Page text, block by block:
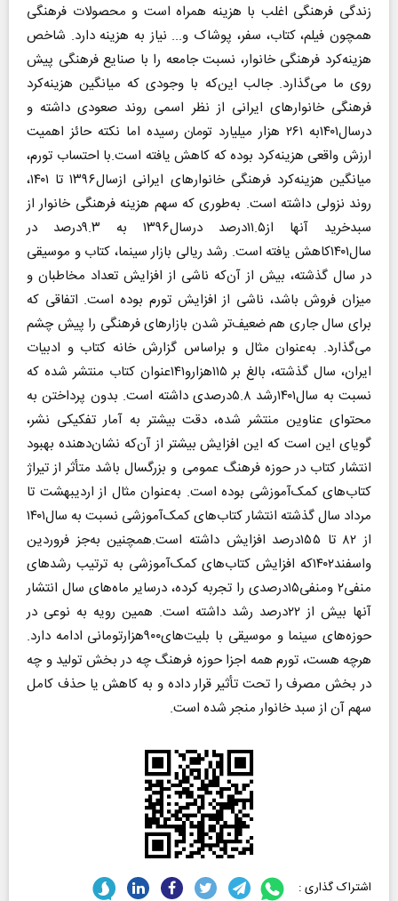
زندگی فرهنگی اغلب با هزینه همراه است و محصولات فرهنگی
همچون فیلم، کتاب، سفر، پوشاک و... نیاز به هزینه دارد. شاخص
هزینه‌کرد فرهنگی خانوار، نسبت جامعه را با صنایع فرهنگی پیش
روی ما می‌گذارد. جالب این‌که با وجودی که میانگین هزینه‌کرد
فرهنگی خانوارهای ایرانی از نظر اسمی روند صعودی داشته و
درسال۱۴۰۱به ۲۶۱ هزار میلیارد تومان رسیده اما نکته حائز اهمیت
ارزش واقعی هزینه‌کرد بوده که کاهش یافته است.با احتساب تورم،
میانگین هزینه‌کرد فرهنگی خانوارهای ایرانی ازسال۱۳۹۶ تا ۱۴۰۱،
روند نزولی داشته است. به‌طوری که سهم هزینه‌ فرهنگی خانوار از
سبدخرید آنها از۱۱.۵درصد درسال۱۳۹۶ به ۹.۳درصد در
سال۱۴۰۱کاهش یافته است. رشد ریالی بازار سینما، کتاب و موسیقی
در سال گذشته، بیش از آن‌که ناشی از افزایش تعداد مخاطبان و
میزان فروش باشد، ناشی از افزایش تورم بوده است. اتفاقی که
برای سال جاری هم ضعیف‌تر شدن بازارهای فرهنگی را پیش چشم
می‌گذارد. به‌عنوان مثال و بر‌اساس گزارش خانه کتاب و ادبیات
ایران، سال گذشته، بالغ بر ۱۱۵هزارو۱۴۱عنوان کتاب منتشر شده که
نسبت به سال۱۴۰۱رشد ۵.۸درصدی داشته است. بدون پرداختن به
محتوای عناوین منتشر شده، دقت بیشتر به آمار تفکیکی نشر،
گویای این است که این افزایش بیشتر از آن‌که نشان‌دهنده بهبود
انتشار کتاب در حوزه فرهنگ عمومی و بزرگسال باشد متأثر از تیراژ
کتاب‌های کمک‌آموزشی بوده است. به‌عنوان مثال از اردیبهشت تا
مرداد سال گذشته انتشار کتاب‌های کمک‌آموزشی نسبت به سال۱۴۰۱
از ۸۲ تا ۱۵۵‌درصد افزایش داشته‌ است.همچنین به‌جز فروردین
واسفند۱۴۰۲که افزایش کتاب‌های کمک‌آموزشی به ترتیب رشدهای
منفی۲ ومنفی۱۵درصدی را تجربه کرده‌، درسایر ماه‌های سال انتشار
آنها بیش از ۲۲‌درصد رشد داشته است. همین رویه به نوعی در
حوزه‌های سینما و موسیقی با بلیت‌های۹۰۰هزارتومانی ادامه دارد.
هرچه هست، تورم همه اجزا حوزه فرهنگ چه در بخش تولید و چه
در بخش مصرف را تحت تأثیر قرار داده و به کاهش یا حذف کامل
سهم آن از سبد خانوار منجر شده است.
اشتراک گذاری :